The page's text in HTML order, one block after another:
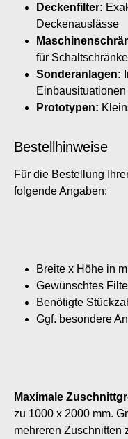
Deckenfilter:
Deckenauslässe
für Schaltschränke
Sonderanlagen:
Einbausituationen
Prototypen:
Bestellhinweise
Für die Bestellung
folgende Angaben:
Breite x Höhe in
Gewünschtes
Benötigte
Ggf. besondere
Maximale
zu 1000 x 2000 mm.
mehreren Zuschnitten